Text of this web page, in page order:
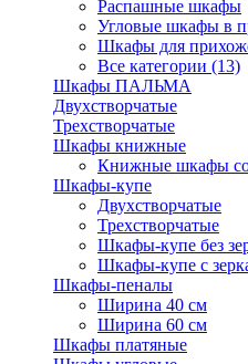
Распашные шкафы
Угловые шкафы в
Шкафы для
Все категории (13)
Шкафы ПАЛЬМА
Двухстворчатые
Трехстворчатые
Шкафы книжные
Книжные шкафы со
Шкафы-купе
Двухстворчатые
Трехстворчатые
Шкафы-купе без
Шкафы-купе с
Шкафы-пеналы
Ширина 40 см
Ширина 60 см
Шкафы платяные